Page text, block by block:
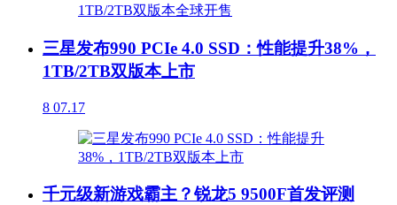
三星发布990 PCIe 4.0 SSD：性能提升38%，
1TB/2TB双版本上市
8 07.17
千元级新游戏霸主？锐龙5 9500F首发评测